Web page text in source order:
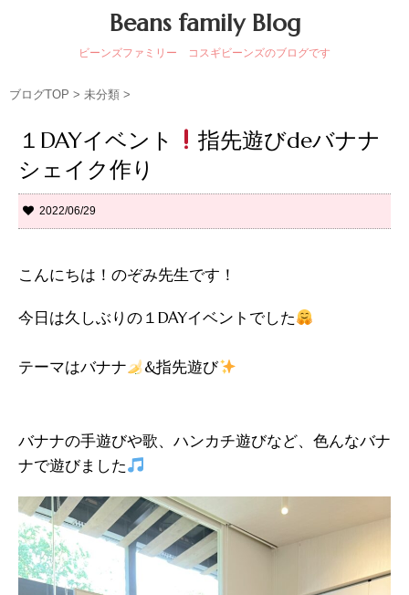
Beans family Blog
ビーンズファミリー コスギビーンズのブログです
ブログTOP > 未分類 >
１DAYイベント
指先遊びdeバナナ
シェイク作り
2022/06/29
こんにちは！のぞみ先生です！
今日は久しぶりの１DAYイベントでした
テーマはバナナ &指先遊び
バナナの手遊びや歌、ハンカチ遊びなど、色んなバナ
ナで遊びました